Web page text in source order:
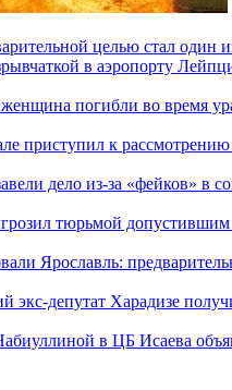
целью стал
в аэропорту
погибли во время
приступил к
дело из-за «фейков» в
тюрьмой
Ярославль:
экс-депутат Харадизе
в ЦБ Исаева